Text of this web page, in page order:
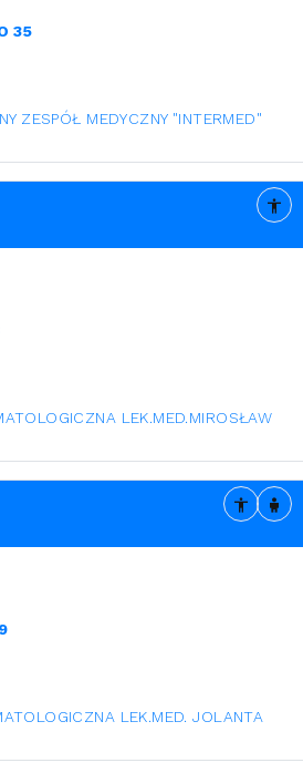
35
ZESPÓŁ MEDYCZNY "INTERMED"
LEK.MED.MIROSŁAW
LEK.MED. JOLANTA